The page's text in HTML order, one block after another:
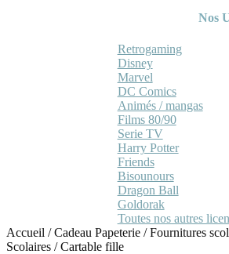
Nos
Retrogaming
Disney
Marvel
DC Comics
Animés / mangas
Films 80/90
Serie TV
Harry Potter
Friends
Bisounours
Dragon Ball
Goldorak
Toutes nos autres
Accueil /Cadeau Papeterie /Fournitures
Scolaires /Cartable fille